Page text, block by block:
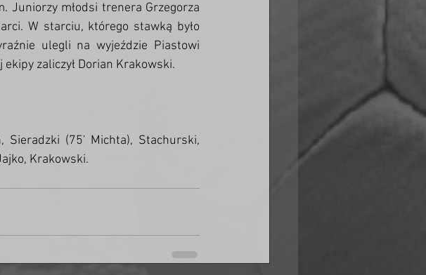
Juniorzy młodsi trenera Grzegorza
W starciu, którego stawką było
ulegli na wyjeździe Piastowi
zaliczył Dorian Krakowski.
Sieradzki (75' Michta), Stachurski,
Krakowski.